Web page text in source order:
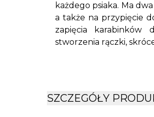
każdego psiaka. Ma
a także na przypięcie
zapięcia karabinków
stworzenia rączki,
również bardzo łatwy
nie ma tendencji do
SZCZEGÓŁY